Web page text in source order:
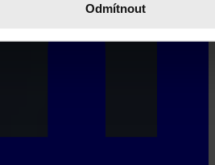
Odmítnout